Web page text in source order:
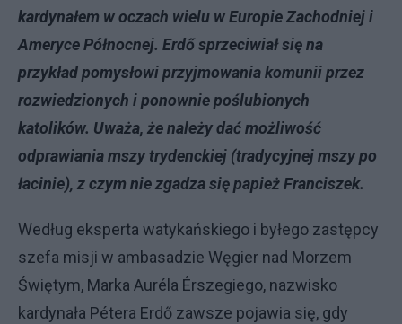
kardynałem w oczach wielu w Europie Zachodniej i
Ameryce Północnej. Erdő sprzeciwiał się na
przykład pomysłowi przyjmowania komunii przez
rozwiedzionych i ponownie poślubionych
katolików. Uważa, że ​​należy dać możliwość
odprawiania mszy trydenckiej (tradycyjnej mszy po
łacinie), z czym nie zgadza się papież Franciszek.
Według eksperta watykańskiego i byłego zastępcy
szefa misji w ambasadzie Węgier nad Morzem
Świętym, Marka Auréla Érszegiego, nazwisko
kardynała Pétera Erdő zawsze pojawia się, gdy